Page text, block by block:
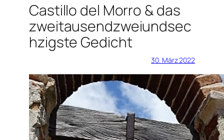
Castillo del Morro & das
zweitausendzweiundsec
hzigste Gedicht
30. März 2022